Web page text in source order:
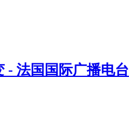
- 法国国际广播电台